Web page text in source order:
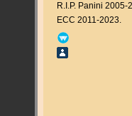
R.I.P. Panini 2005-
ECC 2011-2023.